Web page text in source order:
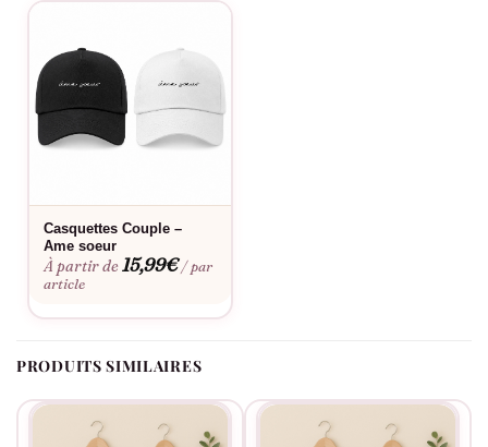
vêtements « Madame Monsieur » de la boutique Assortis Moi,
de luxure. Fabriqués à partir de matériaux de qualité
supérieure, ces vêtements promettent durabilité et résistance,
tout en restant doux et agréables sur la peau.
Casquettes Couple –
Ame soeur
À partir de15,99€ / par
article
PRODUITS SIMILAIRES